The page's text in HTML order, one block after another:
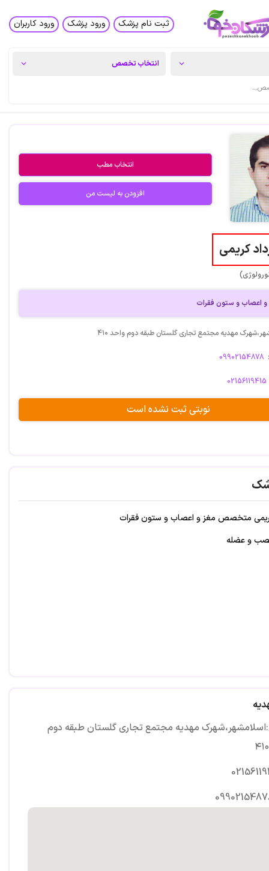
ثبت نام پزشک ورود پزشک ورود کاربران
انتخاب مطب
افزودن به لیست من
کریمی
و ستون فقرات
مهدیه مجتمع تجاری گلستان طبقه دوم واحد ۴۱۰
09902154878
02156119415
نوبتی ثبت نشده است
متخصص مغز و اعصاب و ستون فقرات
عصب و عضله
مهدیه مجتمع تجاری گلستان طبقه دوم